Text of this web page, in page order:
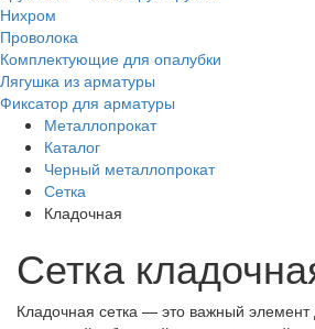
Нихром
Проволока
Комплектующие для опалубки
Лягушка из арматуры
Фиксатор для арматуры
Металлопрокат
Каталог
Черный металлопрокат
Сетка
Кладочная
Сетка
Кладочная сетка — это важный